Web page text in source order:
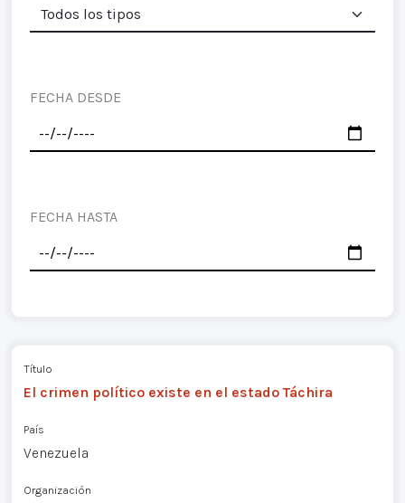
FECHA DESDE
FECHA HASTA
Título
El crimen político existe en el estado Táchira
País
Venezuela
Organización